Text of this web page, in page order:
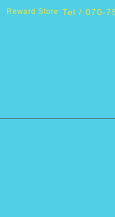
Reward Store Tel / 070-